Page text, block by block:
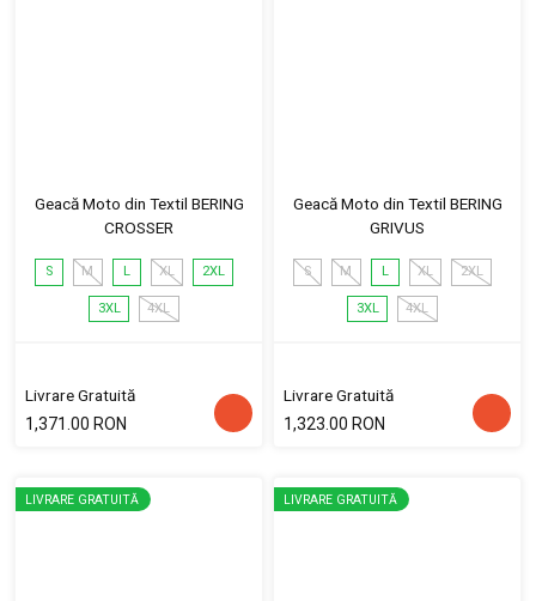
Geacă Moto din Textil BERING
CROSSER
S M L XL 2XL
3XL 4XL
Livrare Gratuită
1,371.00 RON
Geacă Moto din Textil BERING
GRIVUS
S M L XL 2XL
3XL 4XL
Livrare Gratuită
1,323.00 RON
LIVRARE GRATUITĂ LIVRARE GRATUITĂ